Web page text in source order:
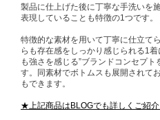
製品に仕上げた後に丁寧な手洗いを
表現していることも特徴の1つです。
特徴的な素材を用いて丁寧に仕立て
らも存在感をしっかり感じられる1
も強さを感じる”ブランドコンセプ
す。同素材でボトムスも展開されて
もできます。
★上記商品はBLOGでも詳しくご紹介